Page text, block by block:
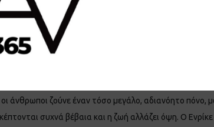
και στην πραγματικότητα μαθαίνεις περισσότερα
να ξεκινάς ξανά. Δεν πρέπει να κλάψουμε αλλά να
δήλωσε. Βλέπεις, ο Λουίς Ενρίκε τον Ιούνιο
Χάνα του, που έδινε μάχη με τον καρκίνο. Η Χάνα δεν
λείψεις πολύ, αλλά θα σε θυμόμαστε κάθε ημέρα
άνθρωποι ζούνε έναν τόσο μεγάλο, αδιανόητο
συχνά βέβαια και η ζωή αλλάζει όψη. Ο